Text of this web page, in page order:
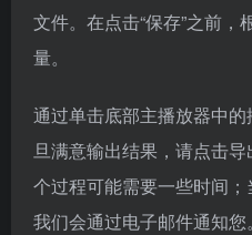
文件。在点击“保存”之前
量。
通过单击底部主播放器中
旦满意输出结果，请点击
个过程可能需要一些时间；
我们会通过电子邮件通知您。